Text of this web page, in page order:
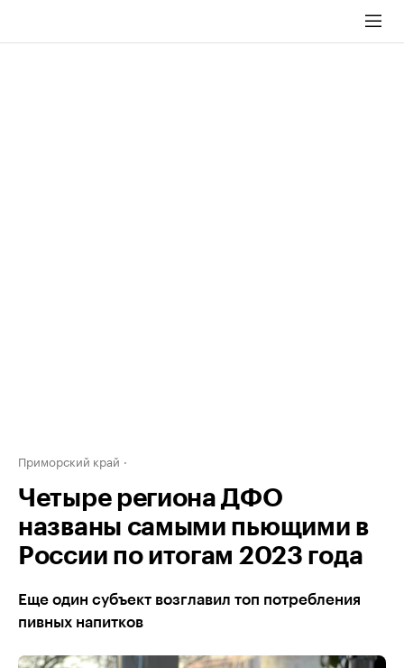
Приморский край
Четыре региона ДФО
названы самыми пьющими в
России по итогам 2023 года
Еще один субъект возглавил топ потребления
пивных напитков